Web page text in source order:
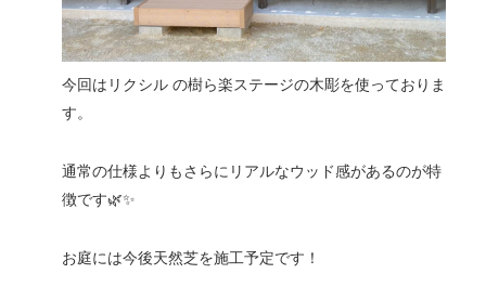
今回はリクシル の樹ら楽ステージの木彫を使っておりま
す。
通常の仕様よりもさらにリアルなウッド感があるのが特
徴です🌿✨
お庭には今後天然芝を施工予定です！